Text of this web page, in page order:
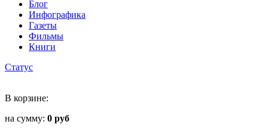
Блог
Инфографика
Газеты
Фильмы
Книги
Статус
В корзине:
на сумму: 0 руб